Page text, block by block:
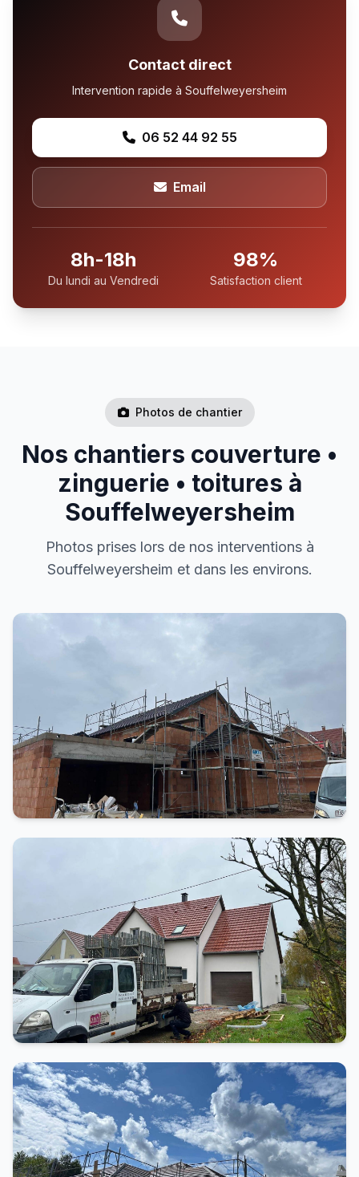
Contact direct
Intervention rapide à Souffelweyersheim
06 52 44 92 55
Email
8h-18h
Du lundi au Vendredi
98%
Satisfaction client
Photos de chantier
Nos chantiers couverture •
zinguerie • toitures à
Souffelweyersheim
Photos prises lors de nos interventions à
Souffelweyersheim et dans les environs.